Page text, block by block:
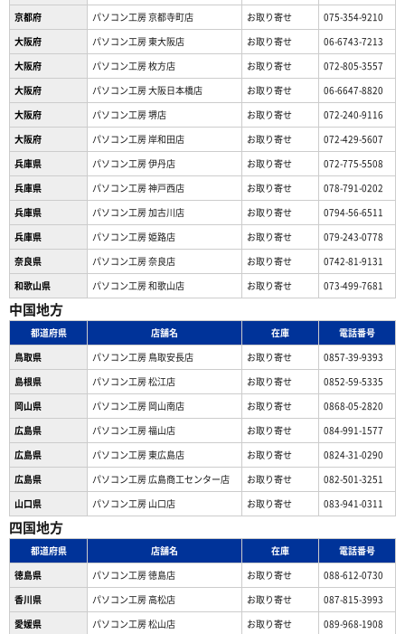
京都府
パソコン工房 京都寺町店 お取り寄せ
075-354-9210
大阪府
パソコン工房 東大阪店 お取り寄せ
06-6743-7213
大阪府
パソコン工房 枚方店 お取り寄せ
072-805-3557
大阪府
パソコン工房 大阪日本橋店 お取り寄せ
06-6647-8820
大阪府
パソコン工房 堺店 お取り寄せ
072-240-9116
大阪府
パソコン工房 岸和田店 お取り寄せ
072-429-5607
兵庫県
パソコン工房 伊丹店 お取り寄せ
072-775-5508
兵庫県
パソコン工房 神戸西店 お取り寄せ
078-791-0202
兵庫県
パソコン工房 加古川店 お取り寄せ
0794-56-6511
兵庫県
パソコン工房 姫路店 お取り寄せ
079-243-0778
奈良県
パソコン工房 奈良店 お取り寄せ
0742-81-9131
和歌山県
パソコン工房 和歌山店 お取り寄せ 073-499-7681
中国地方
都道府県 店舗名 在庫
電話番号
鳥取県
パソコン工房 鳥取安長店 お取り寄せ
0857-39-9393
島根県
パソコン工房 松江店 お取り寄せ
0852-59-5335
岡山県
パソコン工房 岡山南店 お取り寄せ
0868-05-2820
広島県
パソコン工房 福山店 お取り寄せ
084-991-1577
広島県
パソコン工房 東広島店 お取り寄せ
0824-31-0290
広島県
パソコン工房 広島商工センター店 お取り寄せ
082-501-3251
山口県
パソコン工房 山口店 お取り寄せ 083-941-0311
四国地方
都道府県 店舗名 在庫
電話番号
徳島県
パソコン工房 徳島店 お取り寄せ
088-612-0730
香川県
パソコン工房 高松店 お取り寄せ
087-815-3993
愛媛県
パソコン工房 松山店 お取り寄せ 089-968-1908